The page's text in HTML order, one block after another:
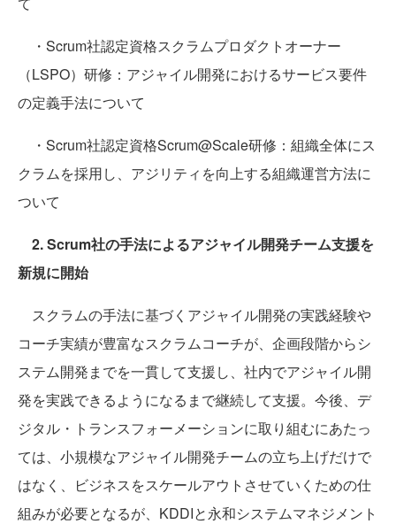
・Scrum社認定資格スクラムプロダクトオーナー
（LSPO）研修：アジャイル開発におけるサービス要件
の定義手法について
・Scrum社認定資格Scrum@Scale研修：組織全体にス
クラムを採用し、アジリティを向上する組織運営方法に
ついて
2. Scrum社の手法によるアジャイル開発チーム支援を
新規に開始
スクラムの手法に基づくアジャイル開発の実践経験や
コーチ実績が豊富なスクラムコーチが、企画段階からシ
ステム開発までを一貫して支援し、社内でアジャイル開
発を実践できるようになるまで継続して支援。今後、デ
ジタル・トランスフォーメーションに取り組むにあたっ
ては、小規模なアジャイル開発チームの立ち上げだけで
はなく、ビジネスをスケールアウトさせていくための仕
組みが必要となるが、KDDIと永和システムマネジメント